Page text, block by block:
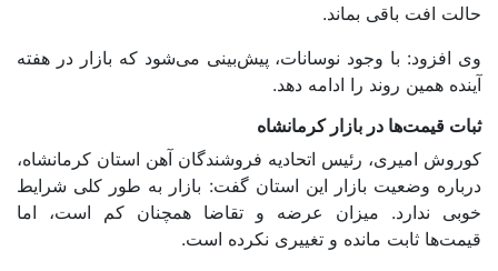
حالت افت باقی بماند.
وی افزود: با وجود نوسانات، پیش‌بینی می‌شود که بازار در هفته
آینده همین روند را ادامه دهد.
ثبات قیمت‌ها در بازار کرمانشاه
کوروش امیری، رئیس اتحادیه فروشندگان آهن استان کرمانشاه،
درباره وضعیت بازار این استان گفت: بازار به طور کلی شرایط
خوبی ندارد. میزان عرضه و تقاضا همچنان کم است، اما
قیمت‌ها ثابت مانده و تغییری نکرده است.